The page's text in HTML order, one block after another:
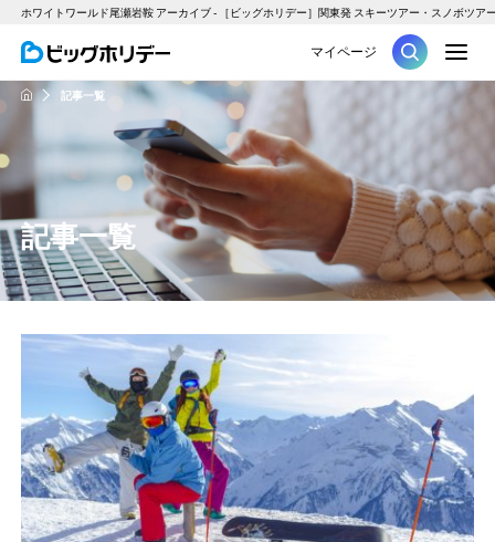
ホワイトワールド尾瀬岩鞍 アーカイブ - ［ビッグホリデー］関東発 スキーツアー・スノボツア
ツアー
マイページ
HOME記事一覧
記事一覧